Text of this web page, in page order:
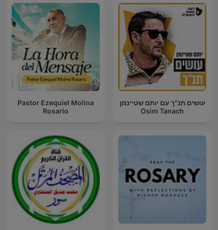
Pastor Ezequiel Molina
Rosario
עושים תנ"ך עם יותם שטיינמן
Osim Tanach